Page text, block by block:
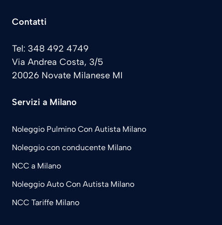
Contatti
Tel: 348 492 4749
Via Andrea Costa, 3/5
20026 Novate Milanese MI
Servizi a Milano
Noleggio Pulmino Con Autista Milano
Noleggio con conducente Milano
NCC a Milano
Noleggio Auto Con Autista Milano
NCC Tariffe Milano